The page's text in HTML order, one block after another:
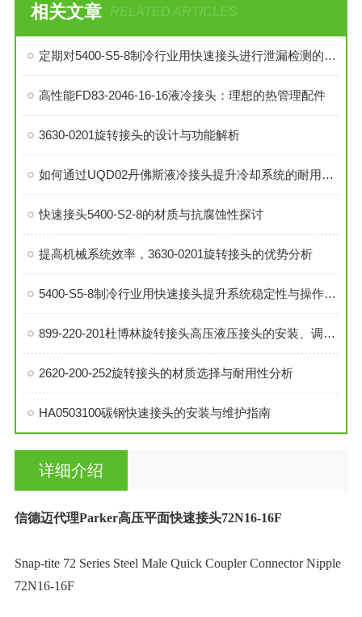
相关文章 RELATED ARTICLES
定期对5400-S5-8制冷行业用快速接头进行泄漏检测的必要性与操作方法
高性能FD83-2046-16-16液冷接头：理想的热管理配件
3630-0201旋转接头的设计与功能解析
如何通过UQD02丹佛斯液冷接头提升冷却系统的耐用性？
快速接头5400-S2-8的材质与抗腐蚀性探讨
提高机械系统效率，3630-0201旋转接头的优势分析
5400-S5-8制冷行业用快速接头提升系统稳定性与操作便捷性
899-220-201杜博林旋转接头高压液压接头的安装、调试与维护技巧
2620-200-252旋转接头的材质选择与耐用性分析
HA0503100碳钢快速接头的安装与维护指南
详细介绍
信德迈代理Parker高压平面快速接头72N16-16F
Snap-tite 72 Series Steel Male Quick Coupler Connector Nipple
72N16-16F